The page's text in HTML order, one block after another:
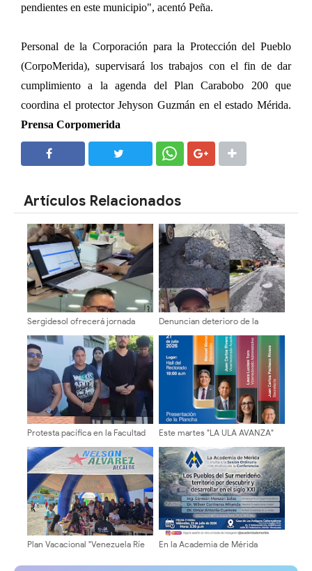
pendientes en este municipio", acentó Peña.
Personal de la Corporación para la Protección del Pueblo
(CorpoMerida), supervisará los trabajos con el fin de dar
cumplimiento a la agenda del Plan Carabobo 200 que
coordina el protector Jehyson Guzmán en el estado Mérida.
Prensa Corpomerida
Artículos Relacionados
Sergidesol ofrecerá jornada
En el pago del servicio de aseo
urbano en la Plaza Belén
Denuncian deterioro de la
tras trabajos de tuberías de
aguas blancas
Protesta pacífica en la Facultad
firmes ante caso de acoso
Este martes "LA ULA AVANZA"
Plan Vacacional "Venezuela Ríe
cultura a niños del municipio
En la Academia de Mérida
los pueblos del sur